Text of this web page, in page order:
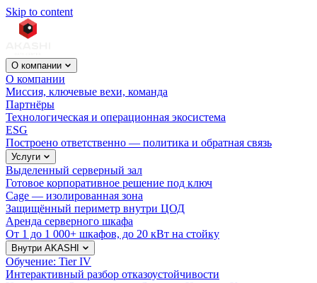
Skip to content
О компании
О компании
Миссия, ключевые вехи, команда
Партнёры
Технологическая и операционная экосистема
ESG
Построено ответственно — политика и обратная связь
Услуги
Выделенный серверный зал
Готовое корпоративное решение под ключ
Cage — изолированная зона
Защищённый периметр внутри ЦОД
Аренда серверного шкафа
От 1 до 1 000+ шкафов, до 20 кВт на стойку
Внутри AKASHI
Обучение: Tier IV
Интерактивный разбор отказоустойчивости